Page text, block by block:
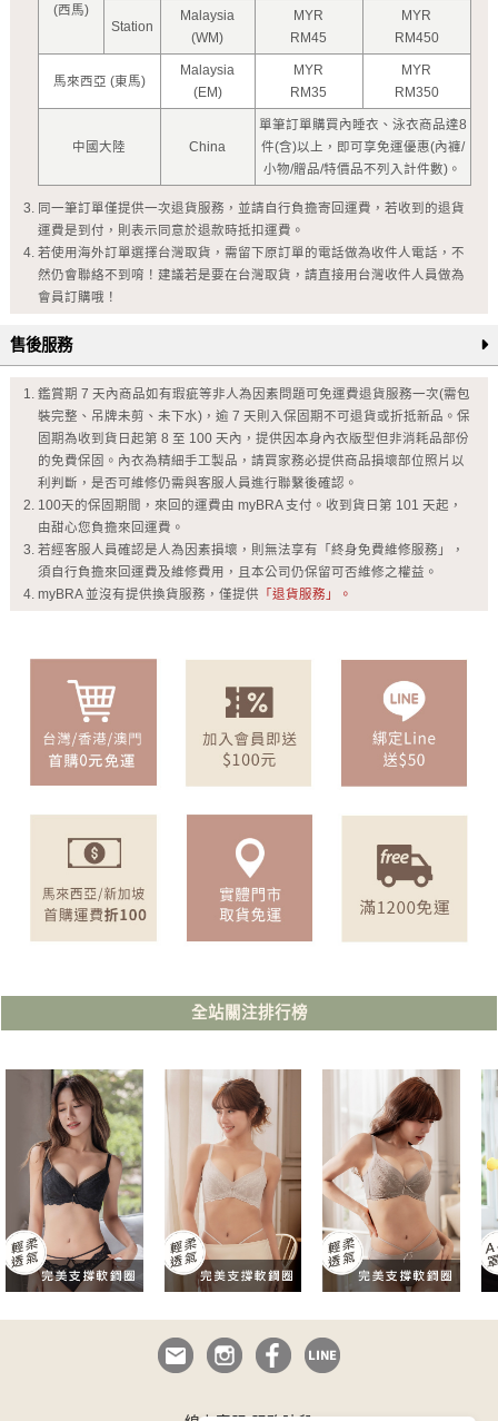
(西馬)
Station
Malaysia
(WM)
MYR
RM45
MYR
RM450
馬來西亞 (東馬)
Malaysia
(EM)
MYR
RM35
MYR
RM350
中國大陸 China
單筆訂單購買內睡衣、泳衣商品達8
件(含)以上，即可享免運優惠(內褲/
小物/贈品/特價品不列入計件數)。
同一筆訂單僅提供一次退貨服務，並請自行負擔寄回運費，若收到的退貨
運費是到付，則表示同意於退款時抵扣運費。
若使用海外訂單選擇台灣取貨，需留下原訂單的電話做為收件人電話，不
然仍會聯絡不到唷！建議若是要在台灣取貨，請直接用台灣收件人員做為
會員訂購哦！
售後服務
鑑賞期 7 天內商品如有瑕疵等非人為因素問題可免運費退貨服務一次(需包
裝完整、吊牌未剪、未下水)，逾 7 天則入保固期不可退貨或折抵新品。保
固期為收到貨日起第 8 至 100 天內，提供因本身內衣版型但非消耗品部份
的免費保固。內衣為精細手工製品，請買家務必提供商品損壞部位照片以
利判斷，是否可維修仍需與客服人員進行聯繫後確認。
100天的保固期間，來回的運費由 myBRA 支付。收到貨日第 101 天起，
由甜心您負擔來回運費。
若經客服人員確認是人為因素損壞，則無法享有「終身免費維修服務」，
須自行負擔來回運費及維修費用，且本公司仍保留可否維修之權益。
myBRA 並沒有提供換貨服務，僅提供 「退貨服務」。
全站關注排行榜